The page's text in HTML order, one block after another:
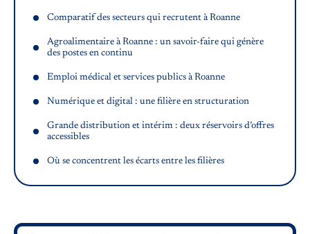
Comparatif des secteurs qui recrutent à Roanne
Agroalimentaire à Roanne : un savoir-faire qui génère
des postes en continu
Emploi médical et services publics à Roanne
Numérique et digital : une filière en structuration
Grande distribution et intérim : deux réservoirs d’offres
accessibles
Où se concentrent les écarts entre les filières